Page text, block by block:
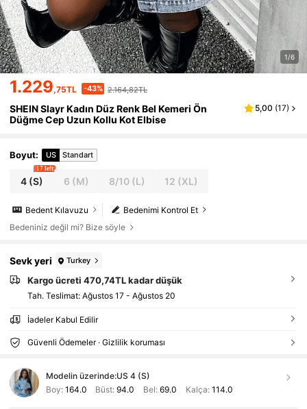
1/6
1.229,75TL -43% 2.164,82TL
SHEIN Slayr Kadın Düz Renk Bel Kemeri Ön
Düğme Cep Uzun Kollu Kot Elbise
5,00 (17)
Boyut: US Standart
4 (S)
17 left
6 (M) 8/10(L) 12 (XL)
Bedenimi Kontrol Et
Bedent Kılavuzu
Bedeniniz değil mi? Bize söyle
Sevk yeri Turkey
Kargo ücreti 470,74TL kadar düşük
Tah. Teslimat: Ağustos 17 - Ağustos 20
İadeler Kabul Edilir
Güvenli Ödemeler · Gizlilik koruması
Modelin üzerinde:US 4 (S)
Boy: 164.0 Büst:94.0 Bel: 69.0 Kalça: 114.0